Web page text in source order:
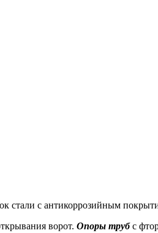
стали с антикоррозийным
ворот. Опоры трубс